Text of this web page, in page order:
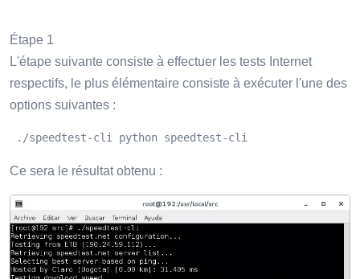
Étape 1
L'étape suivante consiste à effectuer les tests Internet
respectifs, le plus élémentaire consiste à exécuter l'une des
options suivantes :
./speedtest-cli python speedtest-cli
Ce sera le résultat obtenu :